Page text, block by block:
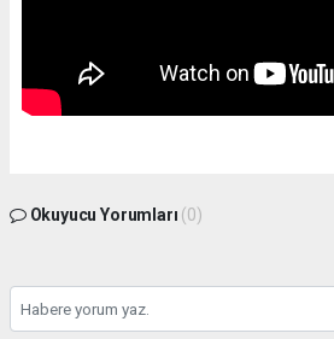
Okuyucu Yorumları (0)